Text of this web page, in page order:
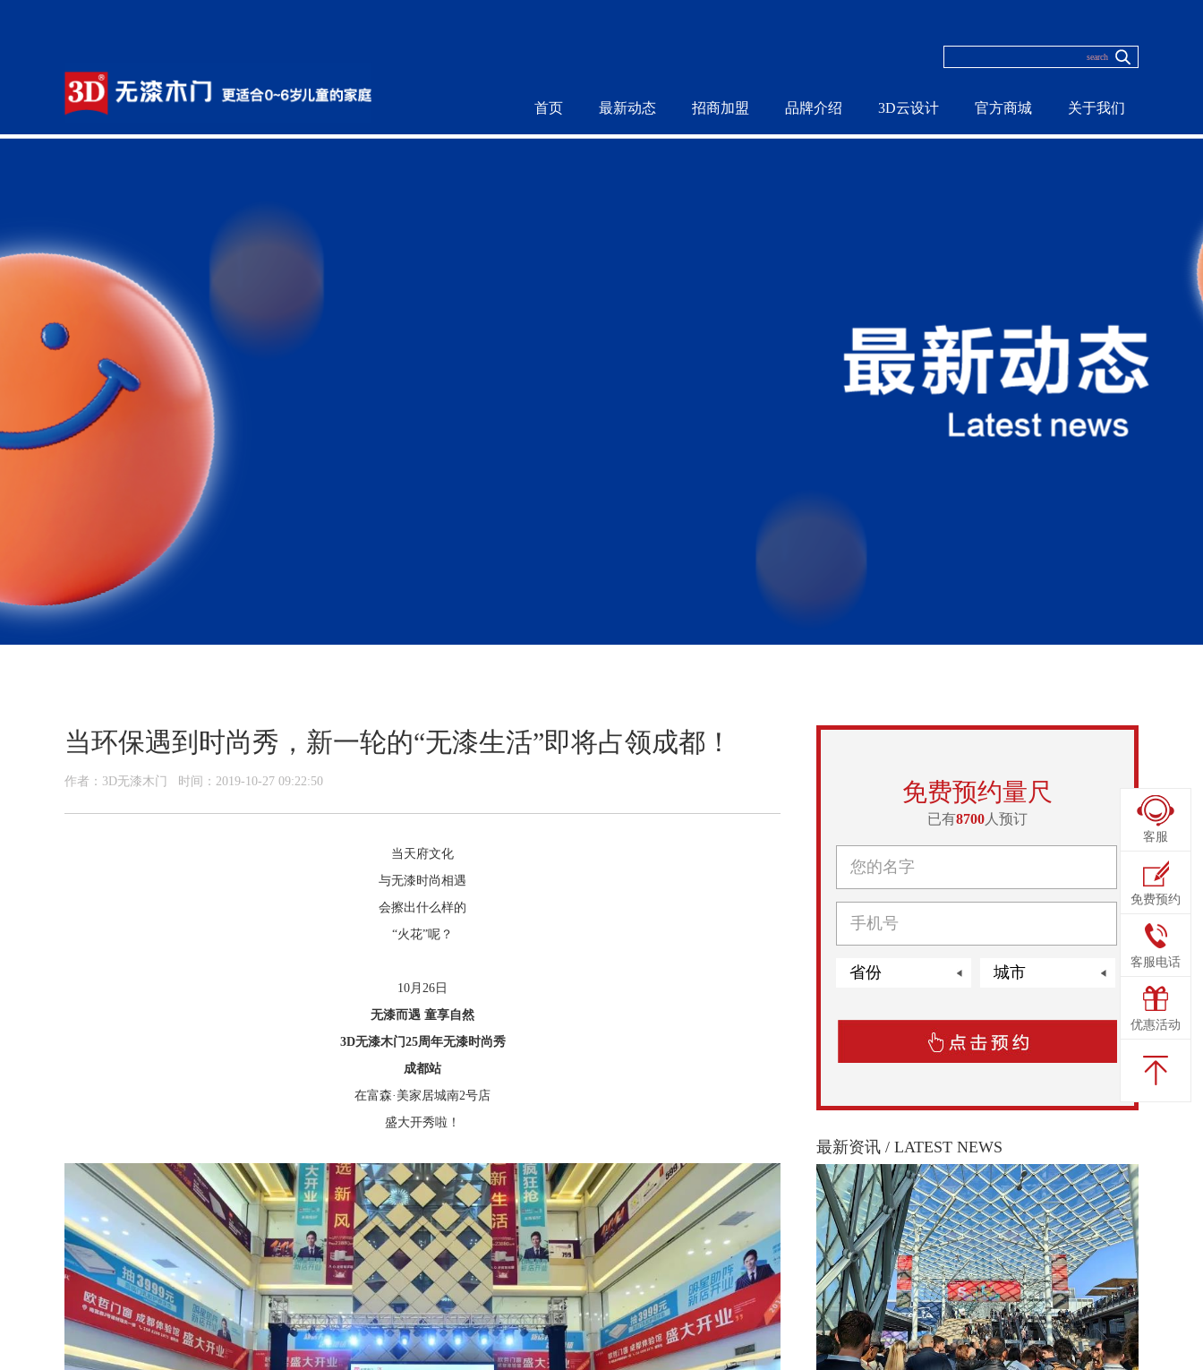
首页 最新动态 招商加盟 品牌介绍 3D云设计 官方商城 关于我们
当环保遇到时尚秀，新一轮的“无漆生活”即将占领成都！
作者：3D无漆木门 时间：2019-10-27 09:22:50
当天府文化
与无漆时尚相遇
会擦出什么样的
“火花”呢？
10月26日
无漆而遇 童享自然
3D无漆木门25周年无漆时尚秀
成都站
在富森·美家居城南2号店
盛大开秀啦！
免费预约量尺
已有8700 人预订
最新资讯 / LATEST NEWS
客服
免费预约
客服电话
优惠活动